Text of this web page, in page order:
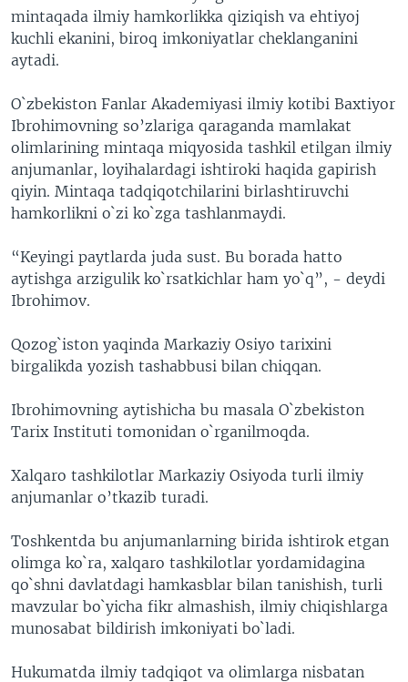
VIDEO
XABARLAR SURATLARDA
ODNOKLASSNIKI
TELEGRAM
SOUNDCLOUD
mintaqada ilmiy hamkorlikka qiziqish va ehtiyoj
kuchli ekanini, biroq imkoniyatlar cheklanganini
aytadi.
O`zbekiston Fanlar Akademiyasi ilmiy kotibi Baxtiyor
Ibrohimovning so’zlariga qaraganda mamlakat
olimlarining mintaqa miqyosida tashkil etilgan ilmiy
anjumanlar, loyihalardagi ishtiroki haqida gapirish
qiyin. Mintaqa tadqiqotchilarini birlashtiruvchi
hamkorlikni o`zi ko`zga tashlanmaydi.
“Keyingi paytlarda juda sust. Bu borada hatto
aytishga arzigulik ko`rsatkichlar ham yo`q”, - deydi
Ibrohimov.
Qozog`iston yaqinda Markaziy Osiyo tarixini
birgalikda yozish tashabbusi bilan chiqqan.
Ibrohimovning aytishicha bu masala O`zbekiston
Tarix Instituti tomonidan o`rganilmoqda.
Xalqaro tashkilotlar Markaziy Osiyoda turli ilmiy
anjumanlar o’tkazib turadi.
Toshkentda bu anjumanlarning birida ishtirok etgan
olimga ko`ra, xalqaro tashkilotlar yordamidagina
qo`shni davlatdagi hamkasblar bilan tanishish, turli
mavzular bo`yicha fikr almashish, ilmiy chiqishlarga
munosabat bildirish imkoniyati bo`ladi.
Hukumatda ilmiy tadqiqot va olimlarga nisbatan